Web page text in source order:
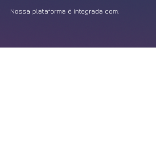
Nossa plataforma é integrada com: